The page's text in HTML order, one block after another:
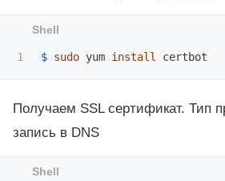
$ sudo yum install
Получаем SSL сертификат. Тип
запись в DNS